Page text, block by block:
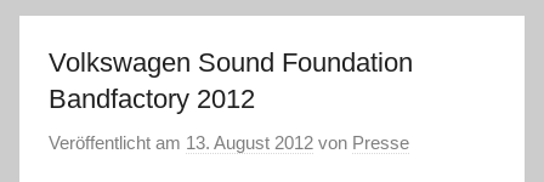
Volkswagen Sound Foundation
Bandfactory 2012
Veröffentlicht am 13. August 2012 von Presse